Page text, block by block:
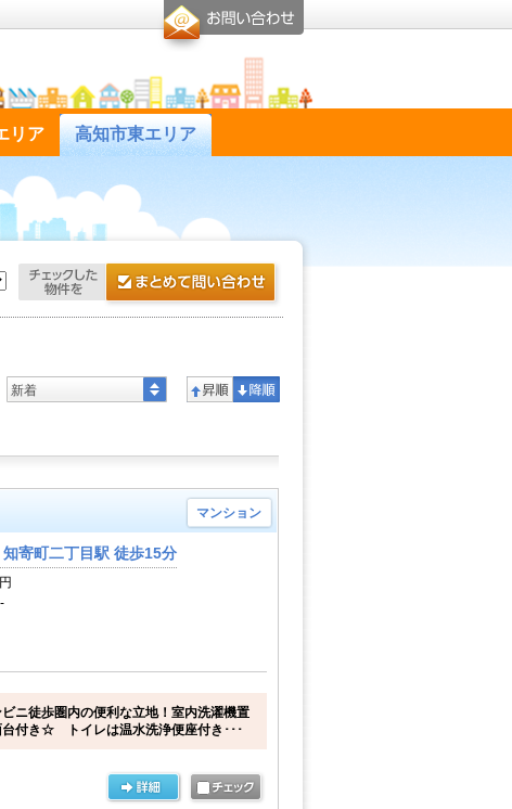
リア 高知市東エリア
新着
マンション
寄町二丁目駅 徒歩15分
ニ徒歩圏内の便利な立地！室内洗濯機置
台付き☆ トイレは温水洗浄便座付き･･･